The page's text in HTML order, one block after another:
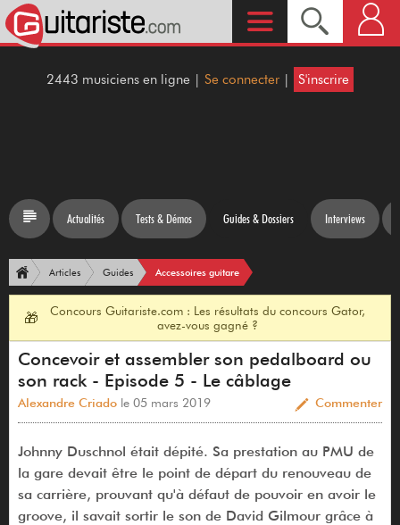
2443 musiciens en ligne | Se connecter | S'inscrire
Actualités Tests & Démos Guides & Dossiers Interviews
Articles Guides Accessoires guitare
🎁
Concours Guitariste.com : Les résultats du concours Gator,
avez-vous gagné ?
Concevoir et assembler son pedalboard ou
son rack - Episode 5 - Le câblage
Alexandre Criadole 05 mars 2019 Commenter
Johnny Duschnol était dépité. Sa prestation au PMU de
la gare devait être le point de départ du renouveau de
sa carrière, prouvant qu'à défaut de pouvoir en avoir le
groove, il savait sortir le son de David Gilmour grâce à